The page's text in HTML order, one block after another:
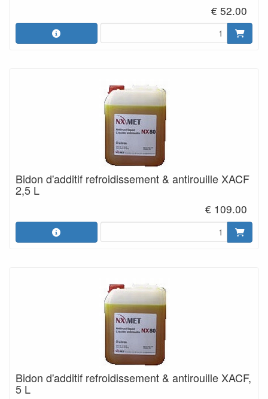
€ 52.00
Bidon d'additif refroidissement & antirouille XACF
2,5 L
€ 109.00
Bidon d'additif refroidissement & antirouille XACF,
5 L